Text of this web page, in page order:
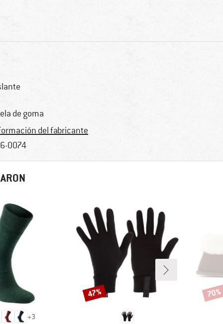
de goma
del fabricante
0074
+3
Descuento
47% 70%